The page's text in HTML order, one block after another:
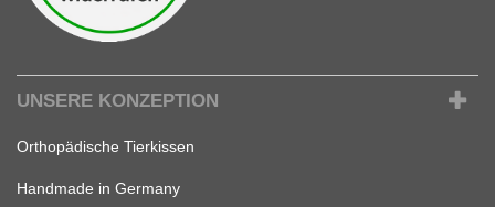
UNSERE KONZEPTION
Orthopädische Tierkissen
Handmade in Germany